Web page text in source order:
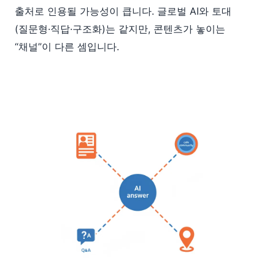
출처로 인용될 가능성이 큽니다. 글로벌 AI와 토대
(질문형·직답·구조화)는 같지만, 콘텐츠가 놓이는
“채널”이 다른 셈입니다.